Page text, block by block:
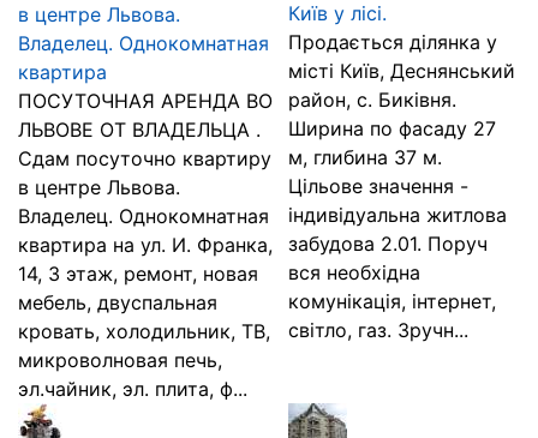
в центре Львова.
Владелец. Однокомнатная
квартира
ПОСУТОЧНАЯ АРЕНДА ВО
ЛЬВОВЕ ОТ ВЛАДЕЛЬЦА .
Сдам посуточно квартиру
в центре Львова.
Владелец. Однокомнатная
квартира на ул. И. Франка,
14, 3 этаж, ремонт, новая
мебель, двуспальная
кровать, холодильник, ТВ,
микроволновая печь,
эл.чайник, эл. плита, ф...
Київ у лісі.
Продається ділянка у
місті Київ, Деснянський
район, с. Биківня.
Ширина по фасаду 27
м, глибина 37 м.
Цільове значення -
індивідуальна житлова
забудова 2.01. Поруч
вся необхідна
комунікація, інтернет,
світло, газ. Зручн...